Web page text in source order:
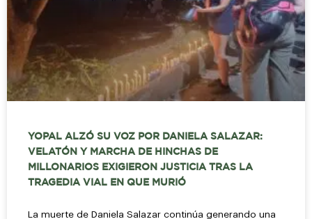
YOPAL ALZÓ SU VOZ POR DANIELA SALAZAR:
VELATÓN Y MARCHA DE HINCHAS DE
MILLONARIOS EXIGIERON JUSTICIA TRAS LA
TRAGEDIA VIAL EN QUE MURIÓ
La muerte de Daniela Salazar continúa generando una